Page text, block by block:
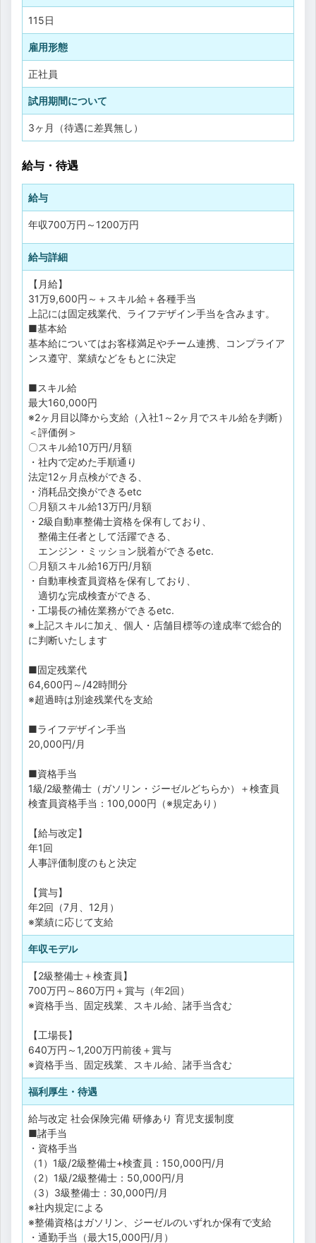
115日
雇用形態
正社員
試用期間について
3ヶ月（待遇に差異無し）
給与・待遇
給与
年収700万円 ～ 1200万円
給与詳細
【月給】
31万9,600円～＋スキル給＋各種手当
上記には固定残業代、ライフデザイン手当を含みます。
■基本給
基本給についてはお客様満足やチーム連携、コンプライア
ンス遵守、業績などをもとに決定
■スキル給
最大160,000円
※2ヶ月目以降から支給（入社1～2ヶ月でスキル給を判断）
＜評価例＞
〇スキル給10万円/月額
・社内で定めた手順通り
法定12ヶ月点検ができる、
・消耗品交換ができるetc
〇月額スキル給13万円/月額
・2級自動車整備士資格を保有しており、
整備主任者として活躍できる、
エンジン・ミッション脱着ができるetc.
〇月額スキル給16万円/月額
・自動車検査員資格を保有しており、
適切な完成検査ができる、
・工場長の補佐業務ができるetc.
※上記スキルに加え、個人・店舗目標等の達成率で総合的
に判断いたします
■固定残業代
64,600円～/42時間分
※超過時は別途残業代を支給
■ライフデザイン手当
20,000円/月
■資格手当
1級/2級整備士（ガソリン・ジーゼルどちらか）＋検査員
検査員資格手当：100,000円（※規定あり）
【給与改定】
年1回
人事評価制度のもと決定
【賞与】
年2回（7月、12月）
※業績に応じて支給
年収モデル
【2級整備士＋検査員】
700万円～860万円＋賞与（年2回）
※資格手当、固定残業、スキル給、諸手当含む
【工場長】
640万円～1,200万円前後＋賞与
※資格手当、固定残業、スキル給、諸手当含む
福利厚生・待遇
給与改定 社会保険完備 研修あり 育児支援制度
■諸手当
・資格手当
（1）1級/2級整備士+検査員：150,000円/月
（2）1級/2級整備士：50,000円/月
（3）3級整備士：30,000円/月
※社内規定による
※整備資格はガソリン、ジーゼルのいずれか保有で支給
・通勤手当（最大15,000円/月）